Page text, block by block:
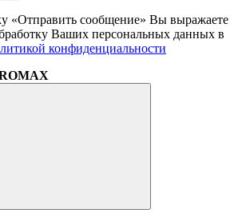
«Отправить сообщение» Вы выражаете
Ваших персональных данных в
конфиденциальности